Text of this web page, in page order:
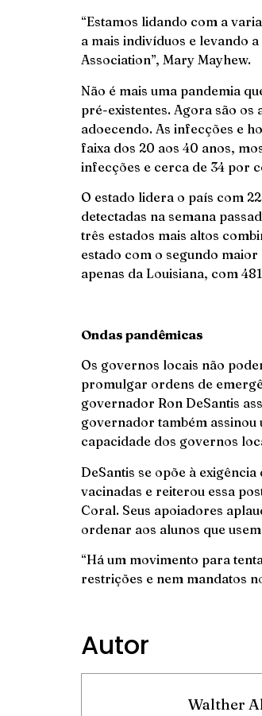
“Estamos lidando com a
a mais indivíduos e levando
Association”, Mary Mayhew.
Não é mais uma pandemia
pré-existentes. Agora são os
adoecendo. As infecções e
faixa dos 20 aos 40 anos,
infecções e cerca de 34 por
O estado lidera o país com
detectadas na semana
três estados mais altos
estado com o segundo
apenas da Louisiana, com
Ondas pandêmicas
Os governos locais não
promulgar ordens de
governador Ron DeSantis
governador também
capacidade dos governos
DeSantis se opõe à
vacinadas e reiterou essa
Coral. Seus apoiadores
ordenar aos alunos que
“Há um movimento para
restrições e nem mandatos
Autor
Walther